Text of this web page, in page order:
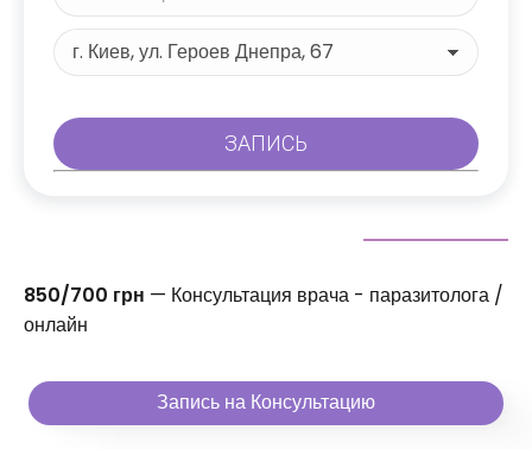
850/700 грн — Консультация врача - паразитолога /
онлайн
Запись на Консультацию